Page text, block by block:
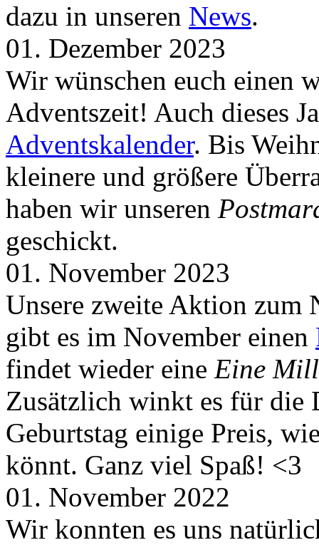
dazu in unseren News.
01. Dezember 2023
Wir wünschen euch einen
Adventszeit! Auch dieses
Adventskalender. Bis
kleinere und größere
haben wir unseren
geschickt.
01. November 2023
Unsere zweite Aktion zum
gibt es im November einen
findet wieder eine Eine
Zusätzlich winkt es für die
Geburtstag einige Preis,
könnt. Ganz viel Spaß! <3
01. November 2022
Wir konnten es uns